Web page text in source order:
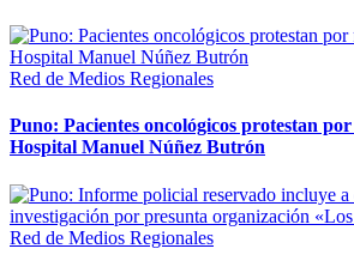
Red de Medios Regionales
Puno: Pacientes oncológicos protestan
Hospital Manuel Núñez Butrón
Red de Medios Regionales